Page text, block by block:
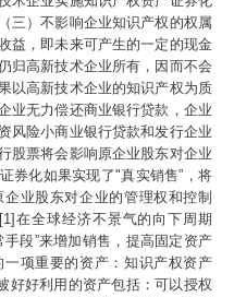
三）不影响企业知识产权的权属
益，即未来可产生的一定的现金
归高新技术企业所有，因而不会
以高新技术企业的知识产权为质
业无力偿还商业银行贷款，企业
风险小商业银行贷款和发行企业
股票将会影响原企业股东对企业
券化如果实现了"真实销售”，将
业股东对企业的管理权和控制
在全球经济不景气的向下周期
段”来增加销售，提高固定资产
项重要的资产：知识产权资产
好好利用的资产包括：可以授权